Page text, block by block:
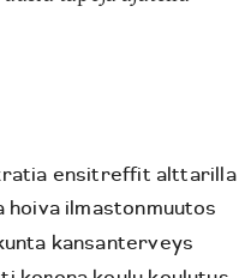
ensitreffit alttarilla
hoiva ilmastonmuutos
kansanterveys